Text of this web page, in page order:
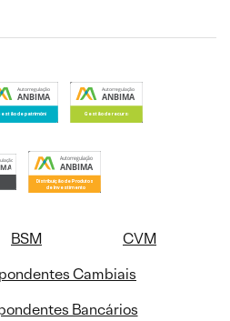
BSM
CVM
Cambiais
Bancários